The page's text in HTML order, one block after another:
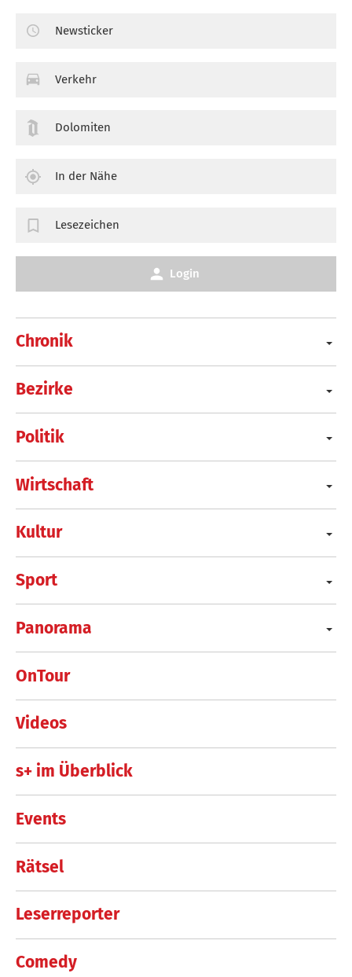
Chronik
Bezirke
Politik
Wirtschaft
Kultur
Sport
Panorama
OnTour
Videos
s+ im Überblick
Events
Rätsel
Leserreporter
Comedy
Newsticker
Verkehr
Dolomiten
In der Nähe
Lesezeichen
Login